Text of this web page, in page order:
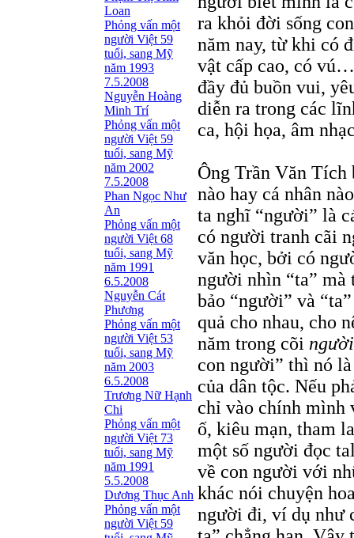
Loan
Phỏng vấn một
người Việt 59
tuổi, sang Mỹ
năm 1993
7.5.2008
Nguyễn Hoàng
Minh Trí
Phỏng vấn một
người Việt 59
tuổi, sang Mỹ
năm 2002
7.5.2008
Phan Ngọc Như
An
Phỏng vấn một
người Việt 68
tuổi, sang Mỹ
năm 1991
6.5.2008
Nguyễn Cát
Phương
Phỏng vấn một
người Việt 53
tuổi, sang Mỹ
năm 2003
6.5.2008
Trương Nữ Hạnh
Chi
Phỏng vấn một
người Việt 73
tuổi, sang Mỹ
năm 1991
5.5.2008
Dương Thục Anh
Phỏng vấn một
người Việt 59
ra khỏi đời sống
năm nay, từ khi có
vật cấp cao, có
đầy đủ buồn vui,
diễn ra trong các
ca, hội họa, âm
Ông Trần Văn Tích
nào hay cá nhân
ta nghĩ “người” là
có người tranh cãi
văn học, bởi có
người nhìn “ta” mà
bảo “người” và
quả cho nhau, cho
năm trong cõi
con người” thì nó
của dân tộc. Nếu
chỉ vào chính mình
ố, kiêu mạn, tham
một số người đọc
về con người với
khác nói chuyện
người đi, ví dụ như